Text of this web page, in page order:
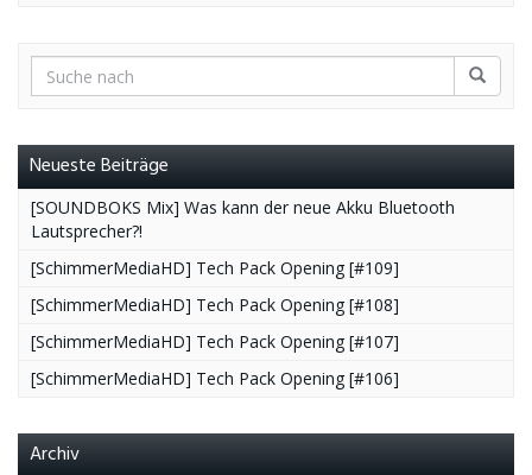
Neueste Beiträge
[SOUNDBOKS Mix] Was kann der neue Akku Bluetooth
Lautsprecher?!
[SchimmerMediaHD] Tech Pack Opening [#109]
[SchimmerMediaHD] Tech Pack Opening [#108]
[SchimmerMediaHD] Tech Pack Opening [#107]
[SchimmerMediaHD] Tech Pack Opening [#106]
Archiv